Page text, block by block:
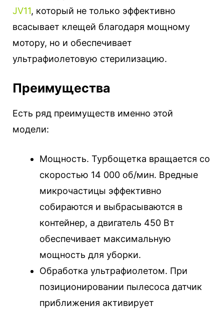
JV11, который не только эффективно
всасывает клещей благодаря мощному
мотору, но и обеспечивает
ультрафиолетовую стерилизацию.
Преимущества
Есть ряд преимуществ именно этой
модели:
Мощность. Турбощетка вращается со
скоростью 14 000 об/мин. Вредные
микрочастицы эффективно
собираются и выбрасываются в
контейнер, а двигатель 450 Вт
обеспечивает максимальную
мощность для уборки.
Обработка ультрафиолетом. При
позиционировании пылесоса датчик
приближения активирует